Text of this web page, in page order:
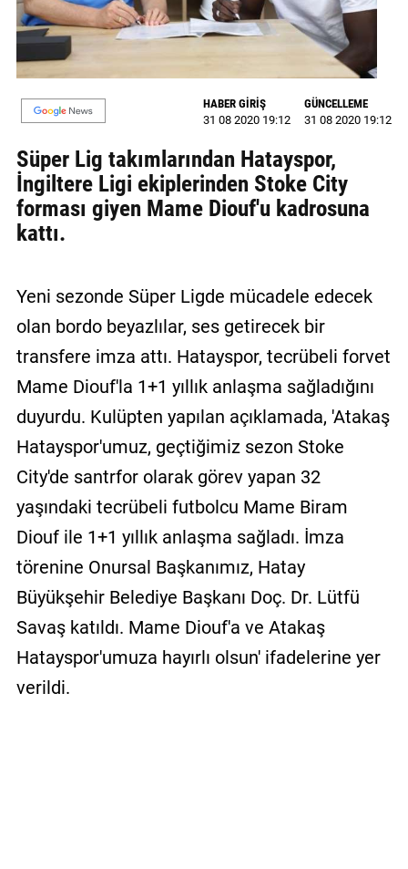
GALERİ
VİDEO
YAZARLAR
ULAŞIN
Künye
İletişim
Sözleşmesi
Kullanıcı
Sözleşmesi
HABER GİRİŞ
31 08 2020 19:12
GÜNCELLEME
31 08 2020 19:12
Süper Lig takımlarından Hatayspor,
İngiltere Ligi ekiplerinden Stoke City
forması giyen Mame Diouf'u kadrosuna
kattı.
Yeni sezonde Süper Ligde mücadele edecek
olan bordo beyazlılar, ses getirecek bir
transfere imza attı. Hatayspor, tecrübeli forvet
Mame Diouf'la 1+1 yıllık anlaşma sağladığını
duyurdu. Kulüpten yapılan açıklamada, 'Atakaş
Hatayspor'umuz, geçtiğimiz sezon Stoke
City'de santrfor olarak görev yapan 32
yaşındaki tecrübeli futbolcu Mame Biram
Diouf ile 1+1 yıllık anlaşma sağladı. İmza
törenine Onursal Başkanımız, Hatay
Büyükşehir Belediye Başkanı Doç. Dr. Lütfü
Savaş katıldı. Mame Diouf'a ve Atakaş
Hatayspor'umuza hayırlı olsun' ifadelerine yer
verildi.